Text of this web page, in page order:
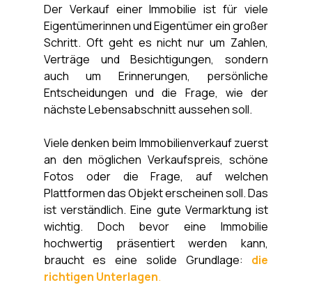
Der Verkauf einer Immobilie ist für viele
Eigentümerinnen und Eigentümer ein großer
Schritt. Oft geht es nicht nur um Zahlen,
Verträge und Besichtigungen, sondern
auch um Erinnerungen, persönliche
Entscheidungen und die Frage, wie der
nächste Lebensabschnitt aussehen soll.
Viele denken beim Immobilienverkauf zuerst
an den möglichen Verkaufspreis, schöne
Fotos oder die Frage, auf welchen
Plattformen das Objekt erscheinen soll. Das
ist verständlich. Eine gute Vermarktung ist
wichtig. Doch bevor eine Immobilie
hochwertig präsentiert werden kann,
braucht es eine solide Grundlage: die
richtigen Unterlagen.